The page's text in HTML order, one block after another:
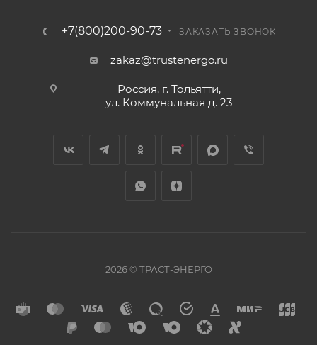
+7(800)200-90-73 ЗАКАЗАТЬ ЗВОНОК
zakaz@trustenergo.ru
Россия, г. Тольятти,
ул. Коммунальная д. 23
2026 © ТРАСТ-ЭНЕРГО